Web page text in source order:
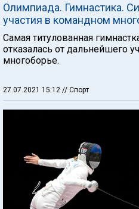
Олимпиада. Гимнастика.
участия в командном
Самая титулованная
отказалась от дальнейшего
многоборье.
27.07.2021 15:12 // Спорт